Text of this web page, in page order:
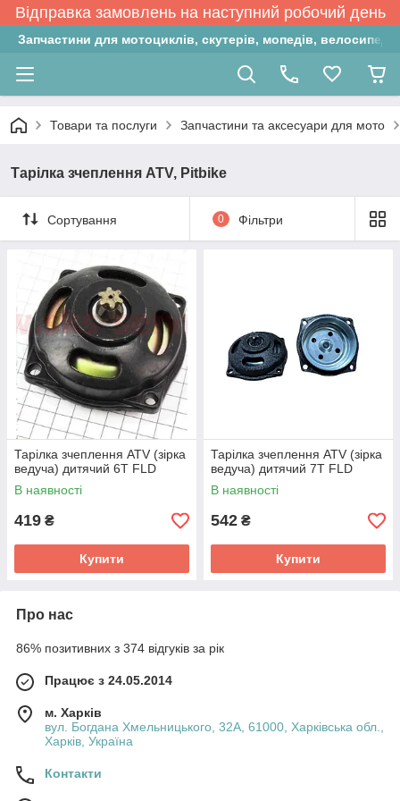
Відправка замовлень на наступний робочий день
Запчастини для мотоциклів, скутерів, мопедів,
Товари та послуги Запчастини та аксесуари для мото
Тарілка зчеплення ATV, Pitbike
Сортування 0 Фільтри
Тарілка зчеплення ATV (зірка
ведуча) дитячий 6Т FLD
В наявності
419 ₴
Купити
Тарілка зчеплення ATV (зірка
ведуча) дитячий 7Т FLD
В наявності
542 ₴
Купити
Про нас
86% позитивних з 374 відгуків за рік
Працює з 24.05.2014
м. Харків
вул. Богдана Хмельницького, 32А, 61000, Харківська обл.,
Харків, Україна
Контакти